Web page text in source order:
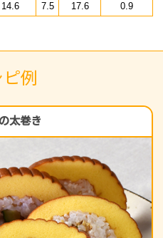
14.6 7.5 17.6 0.9
例
太巻き